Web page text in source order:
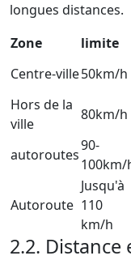
longues distances.
Zone
limite
Centre-ville50km/h
Hors de la
ville
80km/h
autoroutes
90-
100km/
Autoroute
Jusqu'à
110
km/h
2.2. Distance